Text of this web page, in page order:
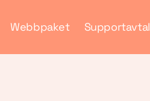
Webbpaket Supportavtal